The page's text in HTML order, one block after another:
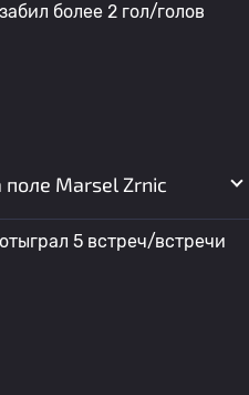
более 2 гол/голов
Marsel Zrnic
5 встреч/встречи